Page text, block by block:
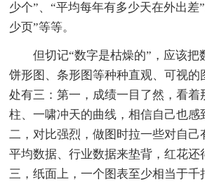
少个”、“平均每年有多少天在外出差
少页”等等。
但切记“数字是枯燥的”，应该把
饼形图、条形图等种种直观、可视的
处有三：第一，成绩一目了然，看着
柱、一啸冲天的曲线，相信自己也感
二，对比强烈，做图时拉一些对自己
平均数据、行业数据来垫背，红花还
三，纸面上，一个图表至少相当于千